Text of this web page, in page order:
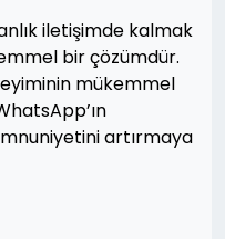
iletişimde kalmak
bir çözümdür.
mükemmel
artırmaya